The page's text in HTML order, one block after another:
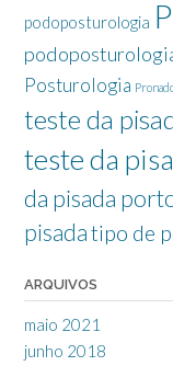
podoposturologia
Posturologia
teste da
teste da
da pisada
pisadatipo de
ARQUIVOS
maio 2021
junho 2018